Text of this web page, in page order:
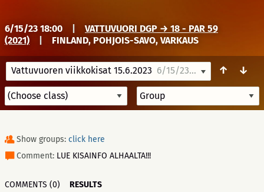
6/15/23 18:00
VATTUVUORI DGP → 18 - PAR 59
(2021)
FINLAND, POHJOIS-SAVO, VARKAUS
Vattuvuoren viikkokisat 15.6.2023 6/15/23 18:00 ↑ ↓
Show groups: click here
Comment: LUE KISAINFO ALHAALTA!!!
COMMENTS (0) RESULTS